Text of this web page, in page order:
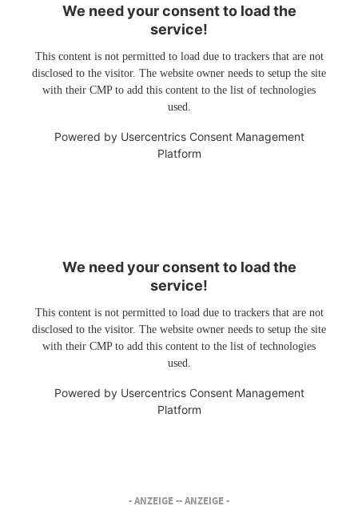
We need your consent to load the
service!
This content is not permitted to load due to trackers that are not
disclosed to the visitor. The website owner needs to setup the site
with their CMP to add this content to the list of technologies
used.
Powered by Usercentrics Consent Management
Platform
We need your consent to load the
service!
This content is not permitted to load due to trackers that are not
disclosed to the visitor. The website owner needs to setup the site
with their CMP to add this content to the list of technologies
used.
Powered by Usercentrics Consent Management
Platform
- ANZEIGE -- ANZEIGE -